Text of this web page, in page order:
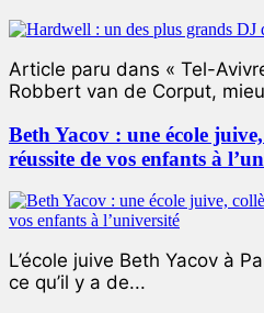
Article paru dans « Tel-
Robbert van de Corput,
Beth Yacov : une école
réussite de vos enfants à
L’école juive Beth Yacov à
ce qu’il y a de...